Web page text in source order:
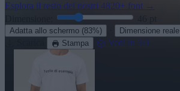
Esplora il resto dei nostri 4820+ font →
Adatta allo schermo (83%) Dimensione reale
Stampa Vedi in 3D